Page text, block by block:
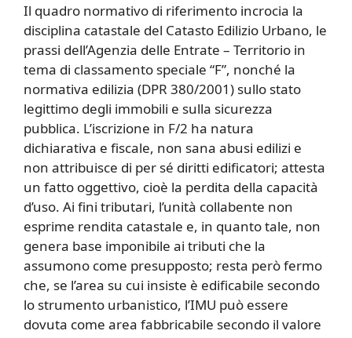
Il quadro normativo di riferimento incrocia la
disciplina catastale del Catasto Edilizio Urbano, le
prassi dell’Agenzia delle Entrate – Territorio in
tema di classamento speciale “F”, nonché la
normativa edilizia (DPR 380/2001) sullo stato
legittimo degli immobili e sulla sicurezza
pubblica. L’iscrizione in F/2 ha natura
dichiarativa e fiscale, non sana abusi edilizi e
non attribuisce di per sé diritti edificatori; attesta
un fatto oggettivo, cioè la perdita della capacità
d’uso. Ai fini tributari, l’unità collabente non
esprime rendita catastale e, in quanto tale, non
genera base imponibile ai tributi che la
assumono come presupposto; resta però fermo
che, se l’area su cui insiste è edificabile secondo
lo strumento urbanistico, l’IMU può essere
dovuta come area fabbricabile secondo il valore